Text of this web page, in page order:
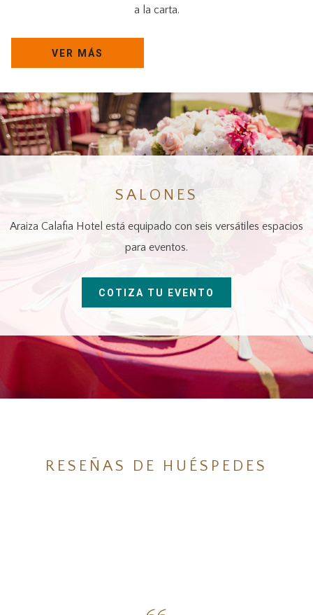
a la carta.
VER MÁS
SALONES
Araiza Calafia Hotel está equipado con seis versátiles espacios
para eventos.
COTIZA TU EVENTO
RESEÑAS DE HUÉSPEDES